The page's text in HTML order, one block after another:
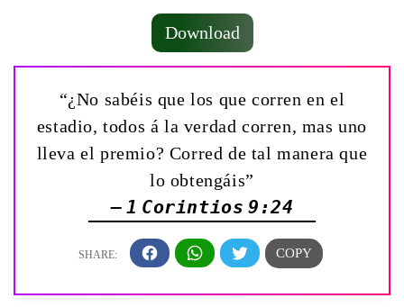
Download
“¿No sabéis que los que corren en el
estadio, todos á la verdad corren, mas uno
lleva el premio? Corred de tal manera que
lo obtengáis”
— 1 Corintios 9:24